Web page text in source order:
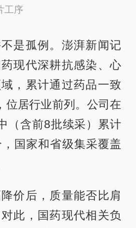
工序
是孤例。澎湃新闻记
现代深耕抗感染、心
，累计通过药品一致
位居行业前列。公司在
（含前8批续采）累计
国家和省级集采覆盖
价后，质量能否比肩
此，国药现代相关负